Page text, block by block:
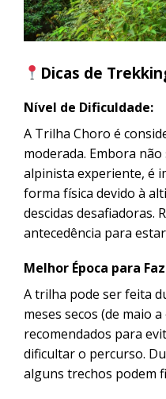
Dicas de
Nível de Dificuldade:
A Trilha Choro é
moderada. Embora
alpinista experiente, é
forma física devido à
descidas desafiadoras.
antecedência para
Melhor Época para
A trilha pode ser feita
meses secos (de maio
recomendados para
dificultar o percurso.
alguns trechos podem